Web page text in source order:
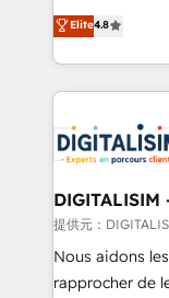
CRM, Solutions
Migration,
team of 25+ experts Contact us today
get more from
HubSpot CRM
maximizing
Excellence.
strengthen
drive your business
dedicated to
team (50+), we
B2B sectors
business
Elite4.8
提供元：
Nous aidons
rapprocher de